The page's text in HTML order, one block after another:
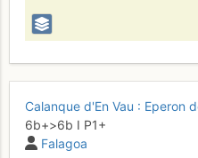
Calanque d'En Vau : Eperon
6b+>6b I P1+
Falagoa